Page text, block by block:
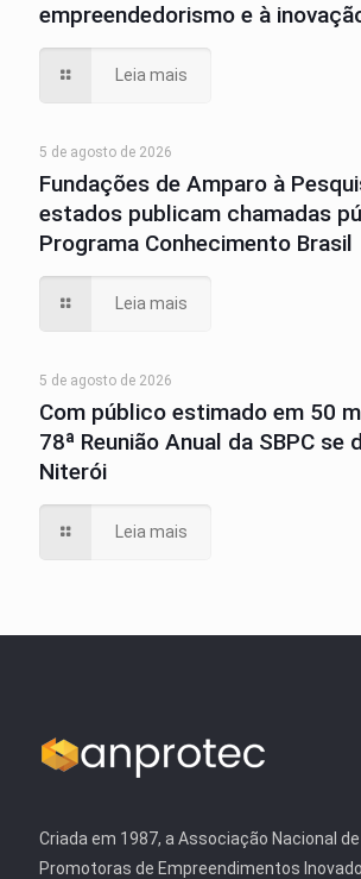
empreendedorismo e à
Leia mais
5 de agosto de 2026
Fundações de Amparo à
estados publicam chamadas
Programa Conhecimento Brasil
Leia mais
5 de agosto de 2026
Com público estimado em 50
78ª Reunião Anual da SBPC se
Niterói
Leia mais
Criada em 1987, a Associação Nacional
Promotoras de Empreendimentos